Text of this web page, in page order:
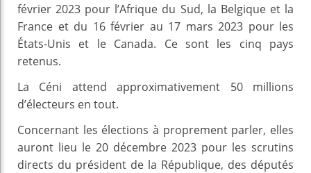
février 2023 pour l’Afrique du Sud, la Belgique et la
France et du 16 février au 17 mars 2023 pour les
États-Unis et le Canada. Ce sont les cinq pays
retenus.
La Céni attend approximativement 50 millions
d’électeurs en tout.
Concernant les élections à proprement parler, elles
auront lieu le 20 décembre 2023 pour les scrutins
directs du président de la République, des députés